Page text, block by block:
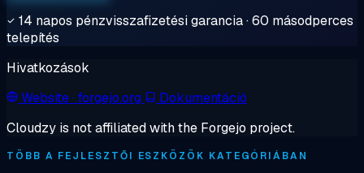
14 napos pénzvisszafizetési garancia · 60 másodperces
telepítés
Hivatkozások
Website· forgejo.org
Dokumentáció
Cloudzy is not affiliated with the Forgejo project.
TÖBB A FEJLESZTŐI ESZKÖZÖK KATEGÓRIÁBAN